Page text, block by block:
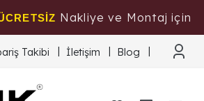
Nakliye ve Montaj için
Tıklayınız
Takibi İletişim Blog